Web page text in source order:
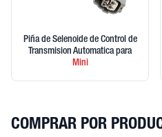
Piña de Selenoide de Control de
Transmision Automatica para
Mini
COMPRAR POR